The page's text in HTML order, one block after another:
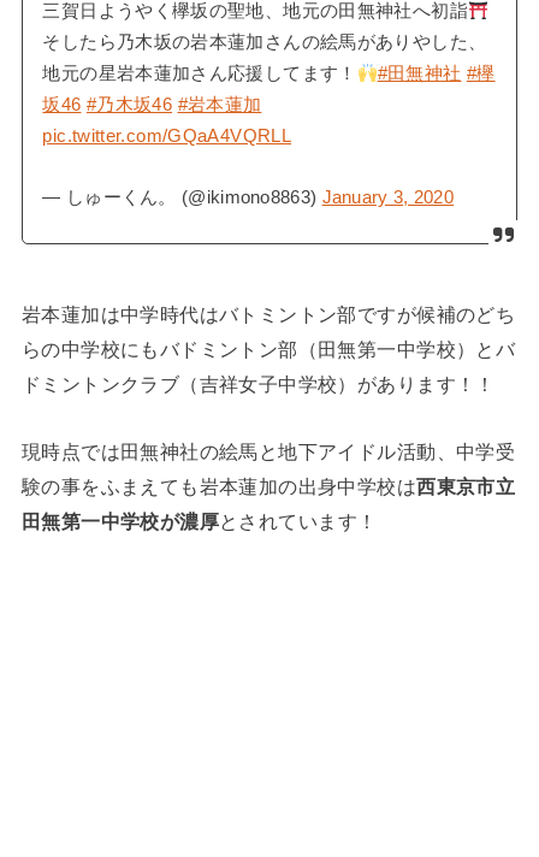
三賀日ようやく欅坂の聖地、地元の田無神社へ初詣
そしたら乃木坂の岩本蓮加さんの絵馬がありやした、
地元の星岩本蓮加さん応援してます！
#田無神社 #欅
坂46 #乃木坂46 #岩本蓮加
pic.twitter.com/GQaA4VQRLL
— しゅーくん。 (@ikimono8863) January 3, 2020
岩本蓮加は中学時代はバトミントン部ですが候補のどち
らの中学校にもバドミントン部（田無第一中学校）とバ
ドミントンクラブ（吉祥女子中学校）があります！！
現時点では田無神社の絵馬と地下アイドル活動、中学受
験の事をふまえても岩本蓮加の出身中学校は西東京市立
田無第一中学校が濃厚とされています！